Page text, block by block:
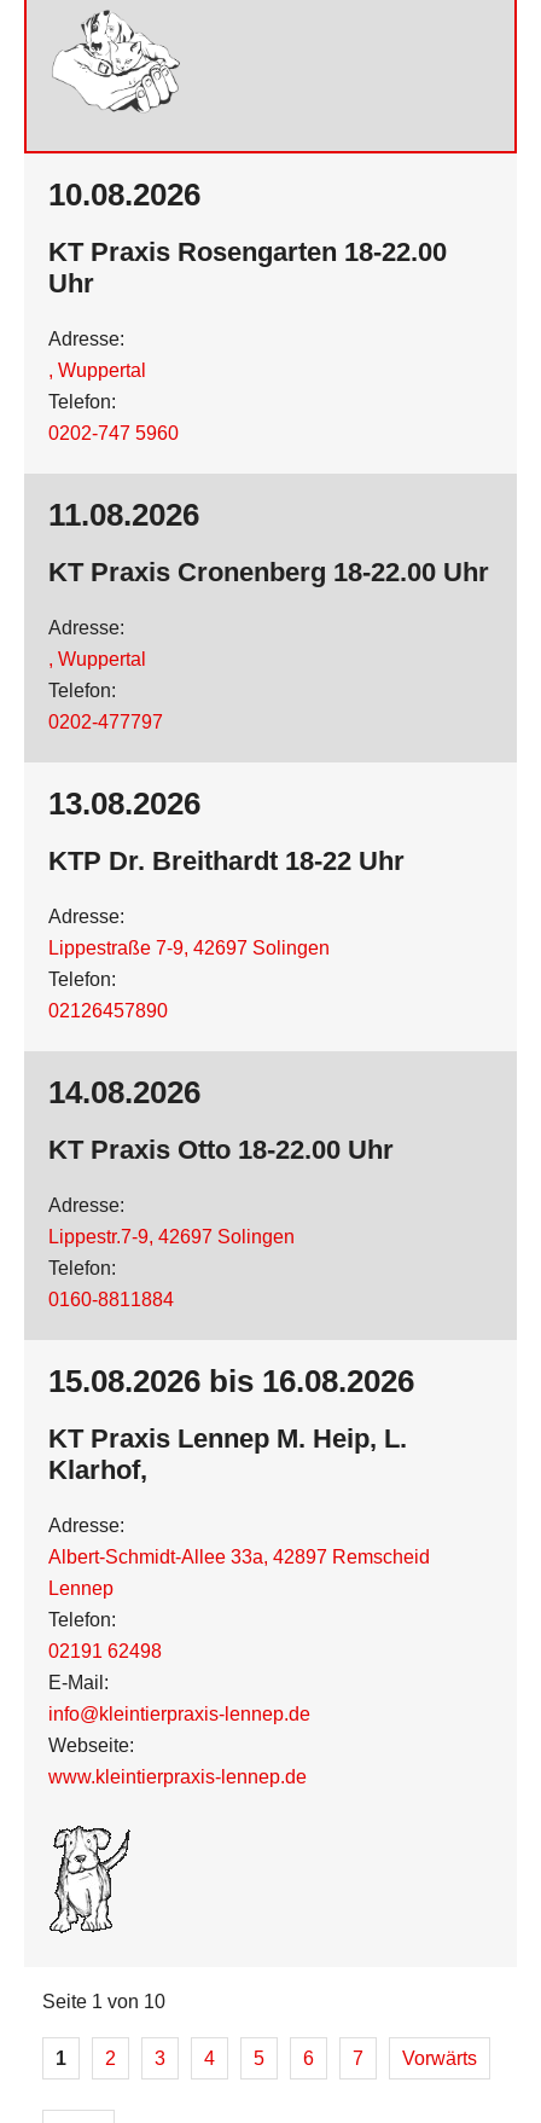
10.08.2026
KT Praxis Rosengarten 18-22.00
Uhr
Adresse:
, Wuppertal
Telefon:
0202-747 5960
11.08.2026
KT Praxis Cronenberg 18-22.00 Uhr
Adresse:
, Wuppertal
Telefon:
0202-477797
13.08.2026
KTP Dr. Breithardt 18-22 Uhr
Adresse:
Lippestraße 7-9, 42697 Solingen
Telefon:
02126457890
14.08.2026
KT Praxis Otto 18-22.00 Uhr
Adresse:
Lippestr.7-9, 42697 Solingen
Telefon:
0160-8811884
15.08.2026 bis 16.08.2026
KT Praxis Lennep M. Heip, L.
Klarhof,
Adresse:
Albert-Schmidt-Allee 33a, 42897 Remscheid
Lennep
Telefon:
02191 62498
E-Mail:
info@kleintierpraxis-lennep.de
Webseite:
www.kleintierpraxis-lennep.de
Seite 1 von 10
1 2 3 4 5 6 7 Vorwärts